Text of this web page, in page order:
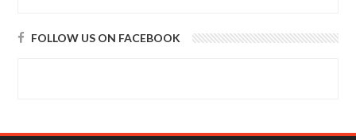
FOLLOW US ON FACEBOOK